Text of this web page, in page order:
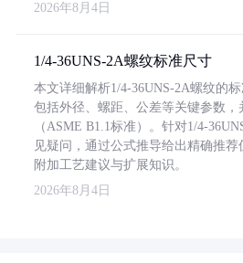
2026年8月4日
1/4-36UNS-2A螺纹标准尺寸
本文详细解析1/4-36UNS-2A螺纹的
包括外径、螺距、公差等关键参数
（ASME B1.1标准）。针对1/4-
见疑问，通过公式推导给出精确推
附加工艺建议与扩展知识。
2026年8月4日